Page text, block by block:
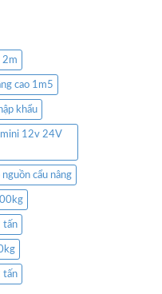
2m
cao 1m5
khẩu
mini 12v 24V
nguồn cẩu nâng
tấn
tấn